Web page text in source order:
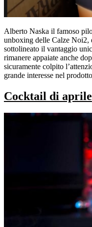
Alberto Naska il famoso
unboxing delle Calze Noi2,
sottolineato il vantaggio
rimanere appaiate anche
sicuramente colpito
grande interesse nel
Cocktail di aprile